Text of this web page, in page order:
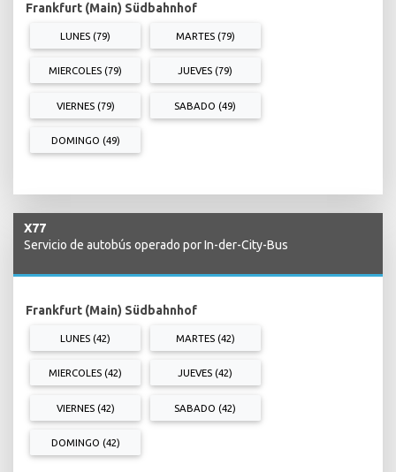
Frankfurt (Main) Südbahnhof
LUNES (79) MARTES (79)
MIERCOLES (79) JUEVES (79)
VIERNES (79) SABADO (49)
DOMINGO (49)
X77
Servicio de autobús operado por In-der-City-Bus
Frankfurt (Main) Südbahnhof
LUNES (42) MARTES (42)
MIERCOLES (42) JUEVES (42)
VIERNES (42) SABADO (42)
DOMINGO (42)